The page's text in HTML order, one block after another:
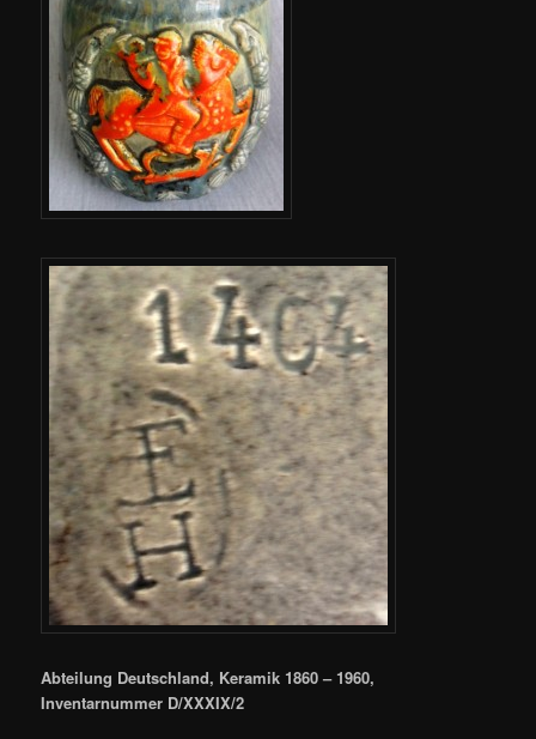
Abteilung Deutschland, Keramik 1860 – 1960,
Inventarnummer D/XXXIX/2